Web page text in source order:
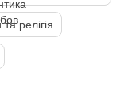
та релігія